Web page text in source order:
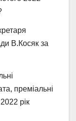
В.Косяк за
преміальні
рік